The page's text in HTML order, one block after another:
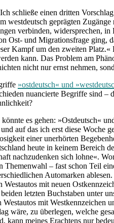
Ich schließe einen dritten
westdeutsch geprägten Zugänge
verbinden, widersprechen,
Ost- und Migrationsfrage ging,
Kampf um den zweiten Platz.«
kann. Das Problem am
nicht nur ernst nehmen,
»ostdeutsch« und
nuancierte Begriffe sind –
könnte es gehen: »Ostdeutsch«
auf das ich erst diese Woche
einer unerhörten
heute in keinem Bereich
nachzudenken sich lohne«.
Themenwahl – fast schon Teil
Automarken
Westautos mit neuen
letzten Buchstaben unter
Westautos mit Westkennzeichen
wäre, zu überlegen, welche
kann meines Erachtens nur